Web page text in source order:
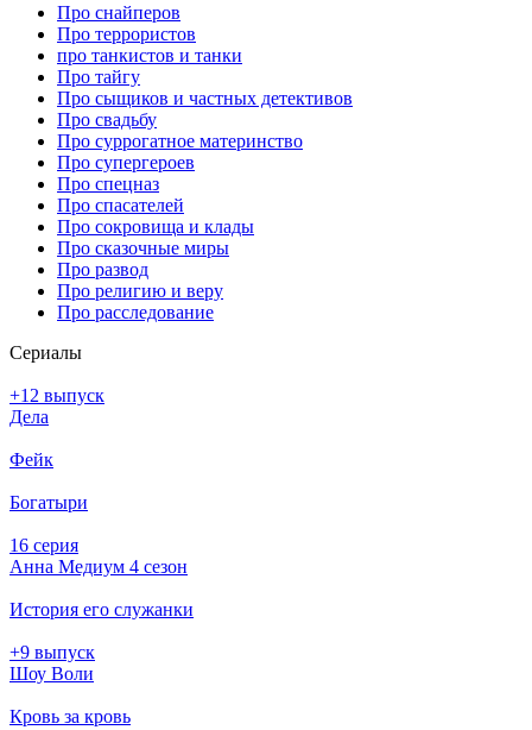
Про снайперов
Про террористов
про танкистов и танки
Про тайгу
Про сыщиков и частных детективов
Про свадьбу
Про суррогатное материнство
Про супергероев
Про спецназ
Про спасателей
Про сокровища и клады
Про сказочные миры
Про развод
Про религию и веру
Про расследование
Се­риа­лы
+12 выпуск
Дела
Фейк
Богатыри
16 серия
Анна Медиум 4 сезон
История его служанки
+9 выпуск
Шоу Воли
Кровь за кровь